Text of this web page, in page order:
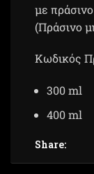
με
(Πράσινο
Κωδικός
300 ml
400 ml
Share: